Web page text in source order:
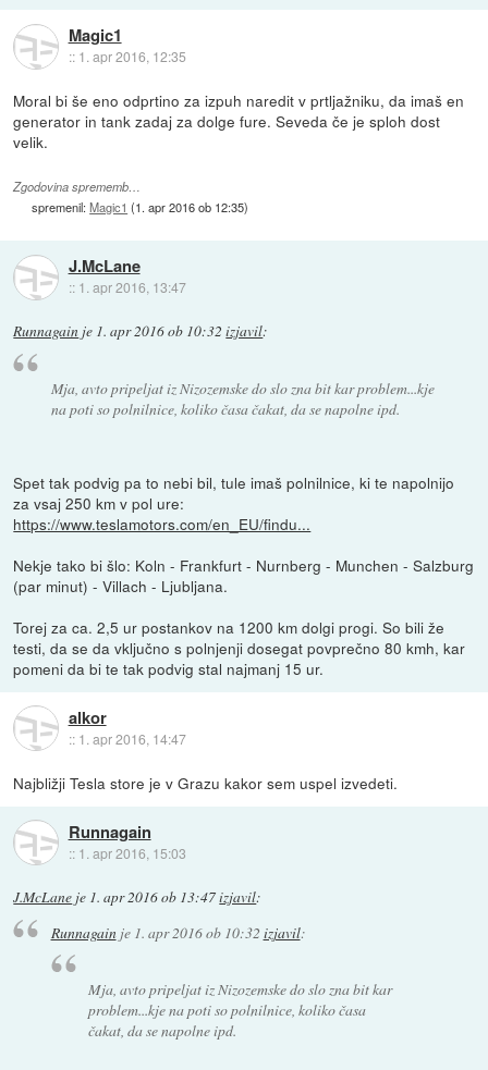
Magic1
:: 1. apr 2016, 12:35
Moral bi še eno odprtino za izpuh naredit v prtljažniku, da imaš en
generator in tank zadaj za dolge fure. Seveda če je sploh dost
velik.
Zgodovina sprememb…
spremenil:Magic1 (1. apr 2016 ob 12:35)
J.McLane
:: 1. apr 2016, 13:47
Runnagain je 1. apr 2016 ob 10:32 izjavil:
Mja, avto pripeljat iz Nizozemske do slo zna bit kar problem...kje
na poti so polnilnice, koliko časa čakat, da se napolne ipd.
Spet tak podvig pa to nebi bil, tule imaš polnilnice, ki te napolnijo
za vsaj 250 km v pol ure:
https://www.teslamotors.com/en_EU/findu...
Nekje tako bi šlo: Koln - Frankfurt - Nurnberg - Munchen - Salzburg
(par minut) - Villach - Ljubljana.
Torej za ca. 2,5 ur postankov na 1200 km dolgi progi. So bili že
testi, da se da vključno s polnjenji dosegat povprečno 80 kmh, kar
pomeni da bi te tak podvig stal najmanj 15 ur.
alkor
:: 1. apr 2016, 14:47
Najbližji Tesla store je v Grazu kakor sem uspel izvedeti.
Runnagain
:: 1. apr 2016, 15:03
J.McLane je 1. apr 2016 ob 13:47izjavil:
Runnagainje 1. apr 2016 ob 10:32 izjavil:
Mja, avto pripeljat iz Nizozemske do slo zna bit kar
problem...kje na poti so polnilnice, koliko časa
čakat, da se napolne ipd.